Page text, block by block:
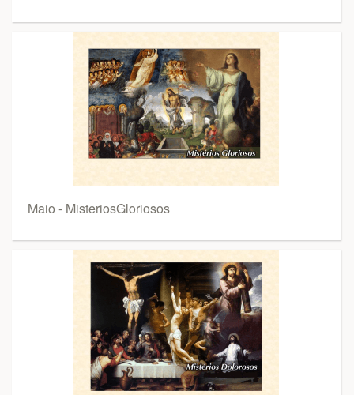
Maio - MisteriosGloriosos